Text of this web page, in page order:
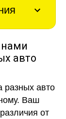
авто
разных авто
Ваш
от